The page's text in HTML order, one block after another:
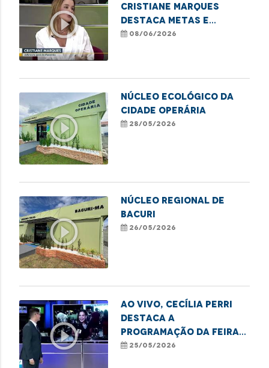
play_circle_outline
Cristiane Marques
destaca metas e
perspectivas da nova
08/06/2026
play_circle_outline
NÚCLEO ECOLÓGICO DA
CIDADE OPERÁRIA
28/05/2026
play_circle_outline
NÚCLEO REGIONAL DE
BACURI
26/05/2026
play_circle_outline
Ao vivo, Cecília Perri
destaca a
programação da Feira
Cultural MARADEFS
25/05/2026